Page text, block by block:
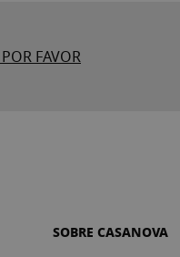
FAVOR
SOBRE CASANOVA